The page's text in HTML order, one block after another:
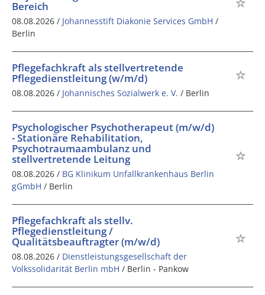
Bereich
08.08.2026 / Johannesstift Diakonie Services GmbH /
Berlin
Pflegefachkraft als stellvertretende
Pflegedienstleitung (w/m/d)
08.08.2026 / Johannisches Sozialwerk e. V. / Berlin
Psychologischer Psychotherapeut (m/w/d)
- Stationäre Rehabilitation,
Psychotraumaambulanz und
stellvertretende Leitung
08.08.2026 / BG Klinikum Unfallkrankenhaus Berlin
gGmbH / Berlin
Pflegefachkraft als stellv.
Pflegedienstleitung /
Qualitätsbeauftragter (m/w/d)
08.08.2026 / Dienstleistungsgesellschaft der
Volkssolidarität Berlin mbH / Berlin - Pankow